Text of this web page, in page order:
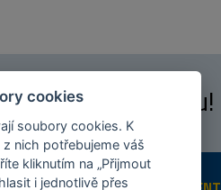
na Facebooku!
cookies
soubory cookies. K
nich potřebujeme váš
kliknutím na „Přijmout
i jednotlivě přes